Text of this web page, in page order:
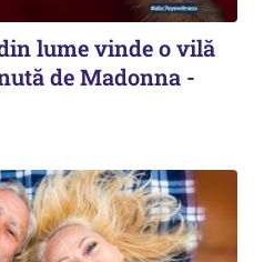
lume vinde o vilă
de Madonna -